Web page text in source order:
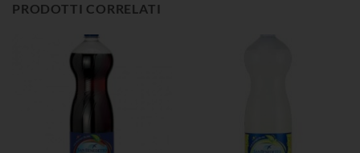
PRODOTTI CORRELATI